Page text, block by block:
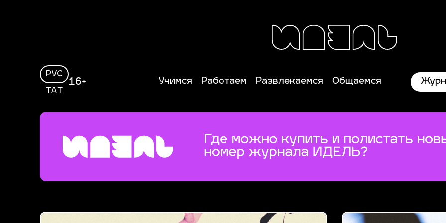
РУС
ТАТ
16+ Учимся Работаем Развлекаемся Общаемся